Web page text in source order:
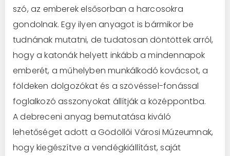
szó, az emberek elsősorban a harcosokra
gondolnak. Egy ilyen anyagot is bármikor be
tudnának mutatni, de tudatosan döntöttek arról,
hogy a katonák helyett inkább a mindennapok
emberét, a műhelyben munkálkodó kovácsot, a
földeken dolgozókat és a szövéssel-fonással
foglalkozó asszonyokat állítják a középpontba.
A debreceni anyag bemutatása kiváló
lehetőséget adott a Gödöllői Városi Múzeumnak,
hogy kiegészítve a vendégkiállítást, saját